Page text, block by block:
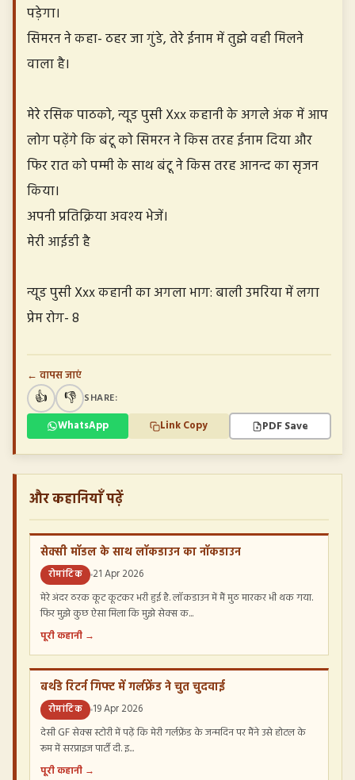
पड़ेगा।
सिमरन ने कहा- ठहर जा गुंडे, तेरे ईनाम में तुझे वही मिलने
वाला है।
मेरे रसिक पाठको, न्यूड पुसी Xxx कहानी के अगले अंक में आप
लोग पढ़ेंगे कि बंटू को सिमरन ने किस तरह ईनाम दिया और
फिर रात को पम्मी के साथ बंटू ने किस तरह आनन्द का सृजन
किया।
अपनी प्रतिक्रिया अवश्य भेजें।
मेरी आईडी है
न्यूड पुसी Xxx कहानी का अगला भाग: बाली उमरिया में लगा
प्रेम रोग- 8
← वापस जाएं
👍 👎 SHARE:
WhatsApp
Link Copy PDF Save
और कहानियाँ पढ़ें
सेक्सी मॉडल के साथ लॉकडाउन का नॉकडाउन
रोमांटिक 21 Apr 2026
मेरे अंदर ठरक कूट कूटकर भरी हुई है. लॉकडाउन में मैं मुठ मारकर भी थक गया.
फिर मुझे कुछ ऐसा मिला कि मुझे सेक्स क...
पूरी कहानी →
बर्थडे रिटर्न गिफ्ट में गर्लफ्रेंड ने चुत चुदवाई
रोमांटिक 19 Apr 2026
देसी GF सेक्स स्टोरी में पढ़ें कि मेरी गर्लफ्रेंड के जन्मदिन पर मैंने उसे होटल के
रूम में सरप्राइज पार्टी दी. इ...
पूरी कहानी →